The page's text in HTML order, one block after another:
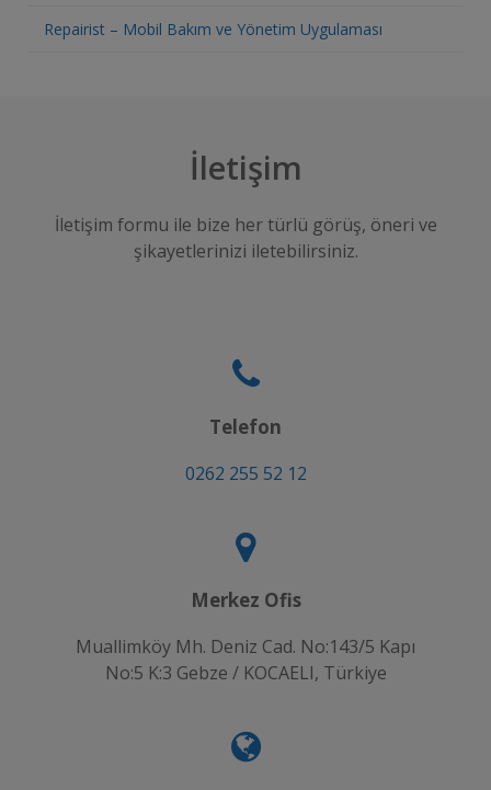
Repairist – Mobil Bakım ve Yönetim Uygulaması
İletişim
İletişim formu ile bize her türlü görüş, öneri ve
şikayetlerinizi iletebilirsiniz.
Telefon
0262 255 52 12
Merkez Ofis
Muallimköy Mh. Deniz Cad. No:143/5 Kapı
No:5 K:3 Gebze / KOCAELI, Türkiye